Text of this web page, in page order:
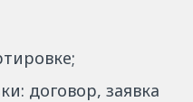
договор, заявка